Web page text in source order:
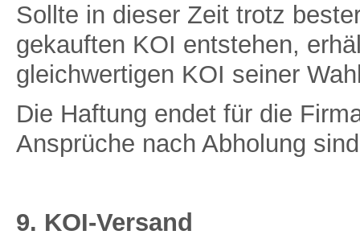
Sollte in dieser Zeit trotz
gekauften KOI entstehen,
gleichwertigen KOI seiner
Die Haftung endet für die
Ansprüche nach Abholung
9. KOI-Versand